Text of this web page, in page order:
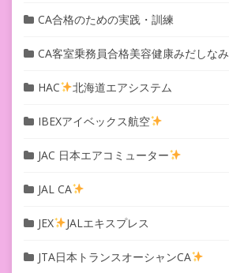
CA合格のための実践・訓練
CA客室乗務員合格美容健康みだしなみ
HAC 北海道エアシステム
IBEXアイベックス航空
JAC 日本エアコミューター
JAL CA
JEX JALエキスプレス
JTA日本トランスオーシャンCA